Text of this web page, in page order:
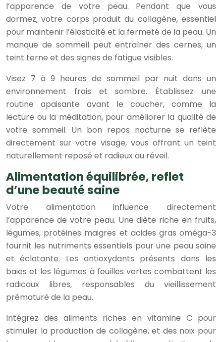
l’apparence de votre peau. Pendant que vous
dormez, votre corps produit du collagène, essentiel
pour maintenir l’élasticité et la fermeté de la peau. Un
manque de sommeil peut entraîner des cernes, un
teint terne et des signes de fatigue visibles.
Visez 7 à 9 heures de sommeil par nuit dans un
environnement frais et sombre. Établissez une
routine apaisante avant le coucher, comme la
lecture ou la méditation, pour améliorer la qualité de
votre sommeil. Un bon repos nocturne se reflète
directement sur votre visage, vous offrant un teint
naturellement reposé et radieux au réveil.
Alimentation équilibrée, reflet
d’une beauté saine
Votre alimentation influence directement
l’apparence de votre peau. Une diète riche en fruits,
légumes, protéines maigres et acides gras oméga-3
fournit les nutriments essentiels pour une peau saine
et éclatante. Les antioxydants présents dans les
baies et les légumes à feuilles vertes combattent les
radicaux libres, responsables du vieillissement
prématuré de la peau.
Intégrez des aliments riches en vitamine C pour
stimuler la production de collagène, et des noix pour